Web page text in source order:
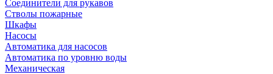
Соединители для рукавов
Стволы пожарные
Шкафы
Насосы
Автоматика для насосов
Автоматика по уровню воды
Механическая